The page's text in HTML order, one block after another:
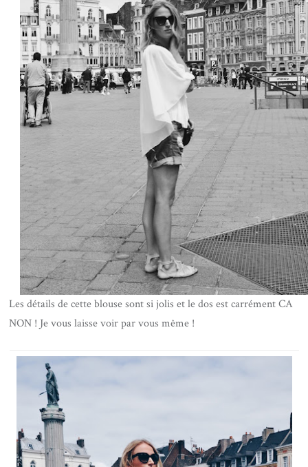
Les détails de cette blouse sont si jolis et le dos est carrément CA
NON ! Je vous laisse voir par vous même !